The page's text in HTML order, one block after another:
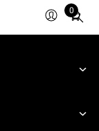
0
Total
items
cart: